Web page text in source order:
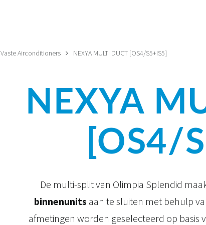
Vaste Airconditioners NEXYA MULTI DUCT [OS4/S5+IS5]
NEXYA
[OS4/
De multi-split van Olimpia Splendid
binnenunits aan te sluiten met behulp
afmetingen worden geselecteerd op basis